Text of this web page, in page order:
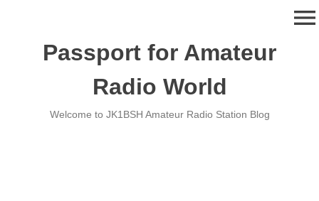
Passport for Amateur
Radio World
Welcome to JK1BSH Amateur Radio Station Blog
menu